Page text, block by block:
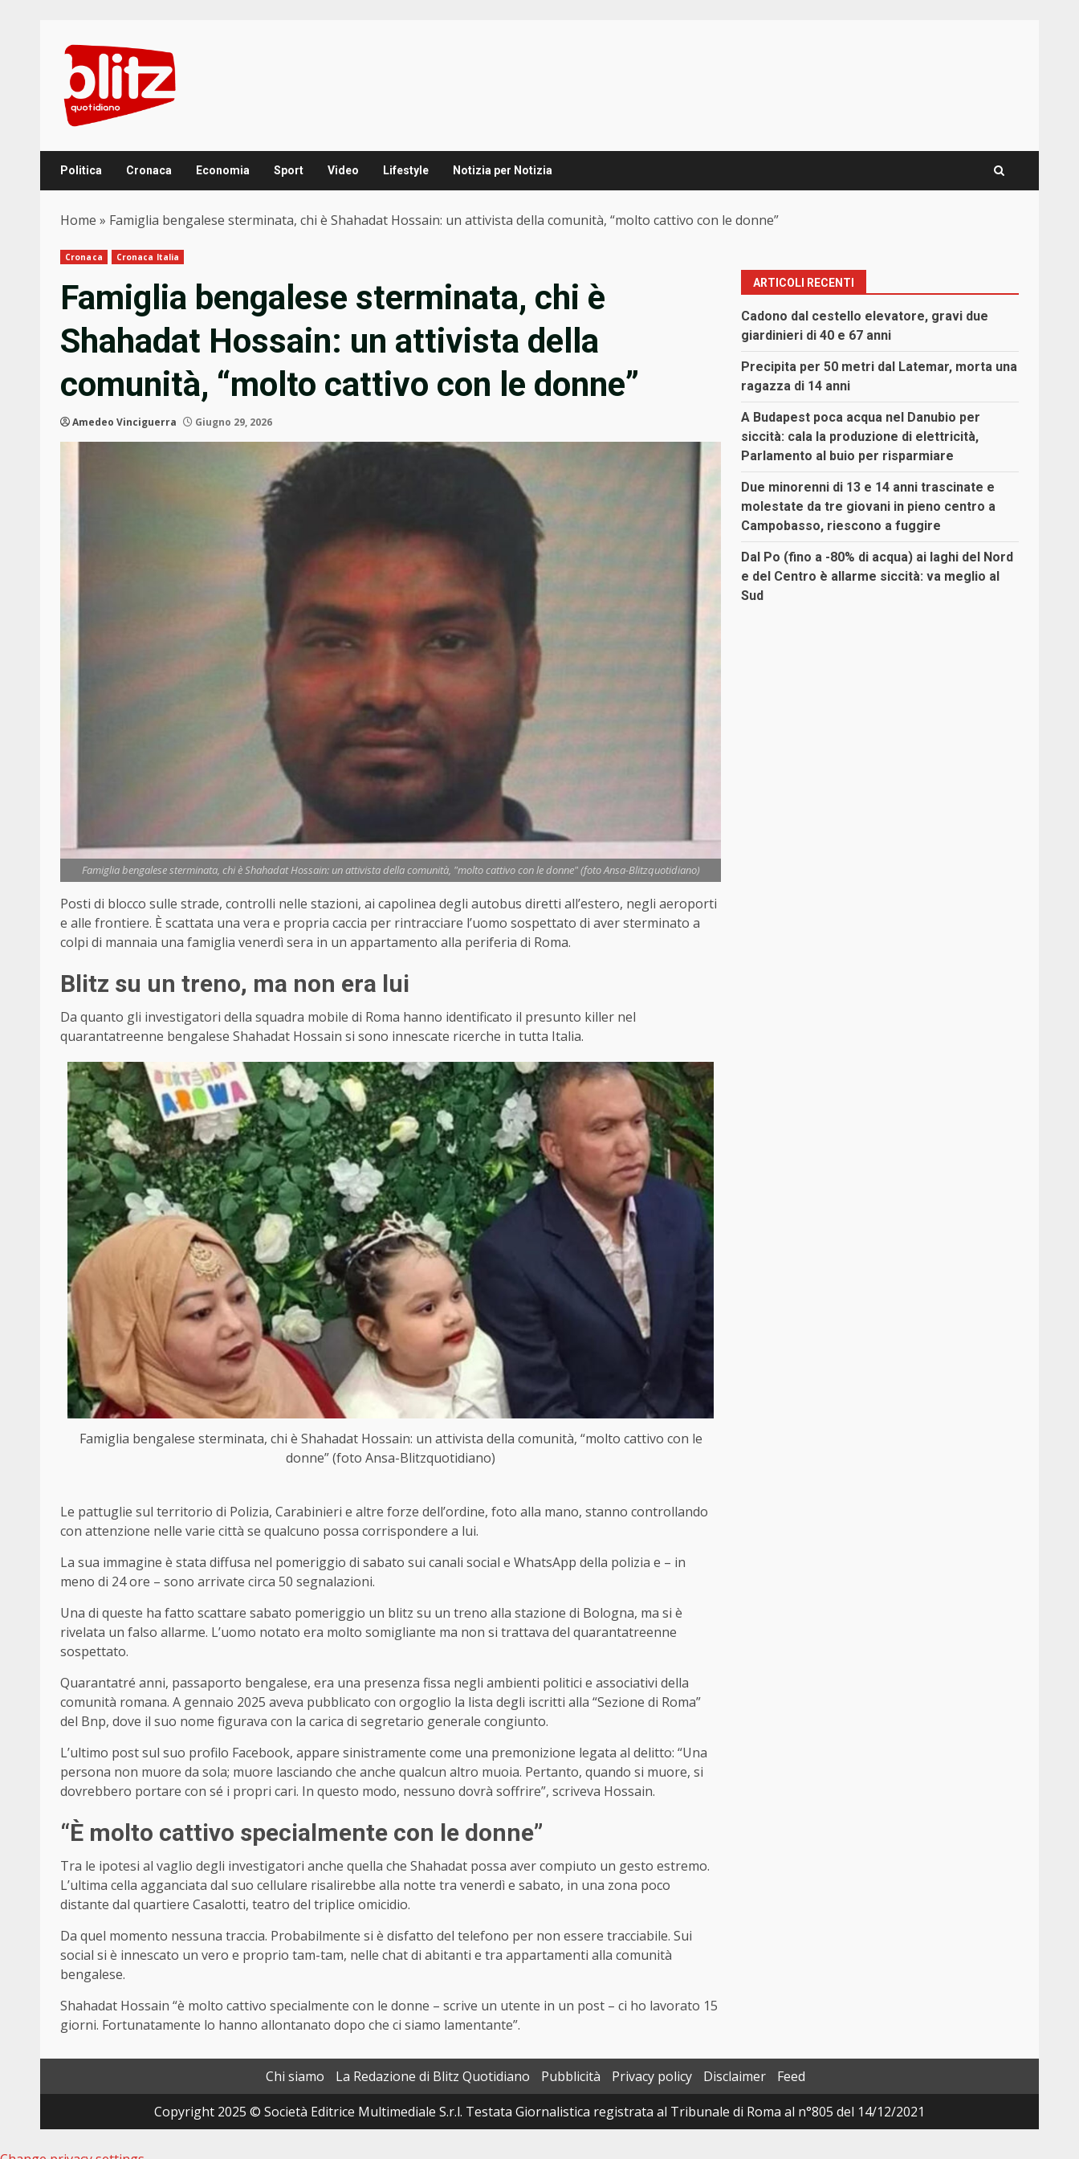
content
Politica Cronaca Economia Sport Video Lifestyle Notizia per Notizia
Home » Famiglia bengalese sterminata, chi è Shahadat Hossain: un attivista della comunità, “molto cattivo con le donne”
Cronaca Cronaca Italia
Famiglia bengalese sterminata, chi è
Shahadat Hossain: un attivista della
comunità, “molto cattivo con le donne”
Amedeo Vinciguerra Giugno 29, 2026
Famiglia bengalese sterminata, chi è Shahadat Hossain: un attivista della comunità, "molto cattivo con le donne" (foto Ansa-Blitzquotidiano)
Posti di blocco sulle strade, controlli nelle stazioni, ai capolinea degli autobus diretti all’estero, negli aeroporti
e alle frontiere. È scattata una vera e propria caccia per rintracciare l’uomo sospettato di aver sterminato a
colpi di mannaia una famiglia venerdì sera in un appartamento alla periferia di Roma.
Blitz su un treno, ma non era lui
Da quanto gli investigatori della squadra mobile di Roma hanno identificato il presunto killer nel
quarantatreenne bengalese Shahadat Hossain si sono innescate ricerche in tutta Italia.
Famiglia bengalese sterminata, chi è Shahadat Hossain: un attivista della comunità, “molto cattivo con le
donne” (foto Ansa-Blitzquotidiano)
Le pattuglie sul territorio di Polizia, Carabinieri e altre forze dell’ordine, foto alla mano, stanno controllando
con attenzione nelle varie città se qualcuno possa corrispondere a lui.
La sua immagine è stata diffusa nel pomeriggio di sabato sui canali social e WhatsApp della polizia e – in
meno di 24 ore – sono arrivate circa 50 segnalazioni.
Una di queste ha fatto scattare sabato pomeriggio un blitz su un treno alla stazione di Bologna, ma si è
rivelata un falso allarme. L’uomo notato era molto somigliante ma non si trattava del quarantatreenne
sospettato.
Quarantatré anni, passaporto bengalese, era una presenza fissa negli ambienti politici e associativi della
comunità romana. A gennaio 2025 aveva pubblicato con orgoglio la lista degli iscritti alla “Sezione di Roma”
del Bnp, dove il suo nome figurava con la carica di segretario generale congiunto.
L’ultimo post sul suo profilo Facebook, appare sinistramente come una premonizione legata al delitto: “Una
persona non muore da sola; muore lasciando che anche qualcun altro muoia. Pertanto, quando si muore, si
dovrebbero portare con sé i propri cari. In questo modo, nessuno dovrà soffrire”, scriveva Hossain.
“È molto cattivo specialmente con le donne”
Tra le ipotesi al vaglio degli investigatori anche quella che Shahadat possa aver compiuto un gesto estremo.
L’ultima cella agganciata dal suo cellulare risalirebbe alla notte tra venerdì e sabato, in una zona poco
distante dal quartiere Casalotti, teatro del triplice omicidio.
Da quel momento nessuna traccia. Probabilmente si è disfatto del telefono per non essere tracciabile. Sui
social si è innescato un vero e proprio tam-tam, nelle chat di abitanti e tra appartamenti alla comunità
bengalese.
Shahadat Hossain “è molto cattivo specialmente con le donne – scrive un utente in un post – ci ho lavorato 15
giorni. Fortunatamente lo hanno allontanato dopo che ci siamo lamentante”.
ARTICOLI RECENTI
Cadono dal cestello elevatore, gravi due
giardinieri di 40 e 67 anni
Precipita per 50 metri dal Latemar, morta una
ragazza di 14 anni
A Budapest poca acqua nel Danubio per
siccità: cala la produzione di elettricità,
Parlamento al buio per risparmiare
Due minorenni di 13 e 14 anni trascinate e
molestate da tre giovani in pieno centro a
Campobasso, riescono a fuggire
Dal Po (fino a -80% di acqua) ai laghi del Nord
e del Centro è allarme siccità: va meglio al
Sud
Chi siamo La Redazione di Blitz Quotidiano Pubblicità Privacy policy Disclaimer
Feed
Copyright 2025 © Società Editrice Multimediale S.r.l. Testata Giornalistica registrata al Tribunale di Roma al n°805 del 14/12/2021